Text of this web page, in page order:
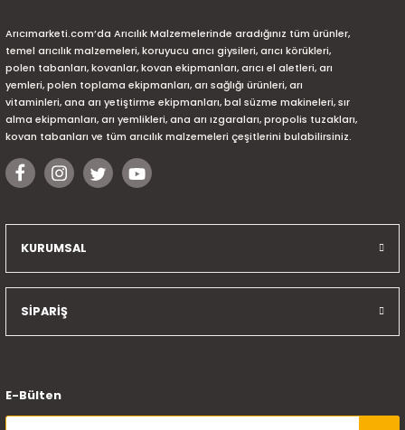
Arıcımarketi.com’da Arıcılık Malzemelerinde aradığınız tüm ürünler,
temel arıcılık malzemeleri, koruyucu arıcı giysileri, arıcı körükleri,
polen tabanları, kovanlar, kovan ekipmanları, arıcı el aletleri, arı
yemleri, polen toplama ekipmanları, arı sağlığı ürünleri, arı
vitaminleri, ana arı yetiştirme ekipmanları, bal süzme makineleri, sır
alma ekipmanları, arı yemlikleri, ana arı ızgaraları, propolis tuzakları,
kovan tabanları ve tüm arıcılık malzemeleri çeşitlerini bulabilirsiniz.
KURUMSAL
SİPARİŞ
E-Bülten